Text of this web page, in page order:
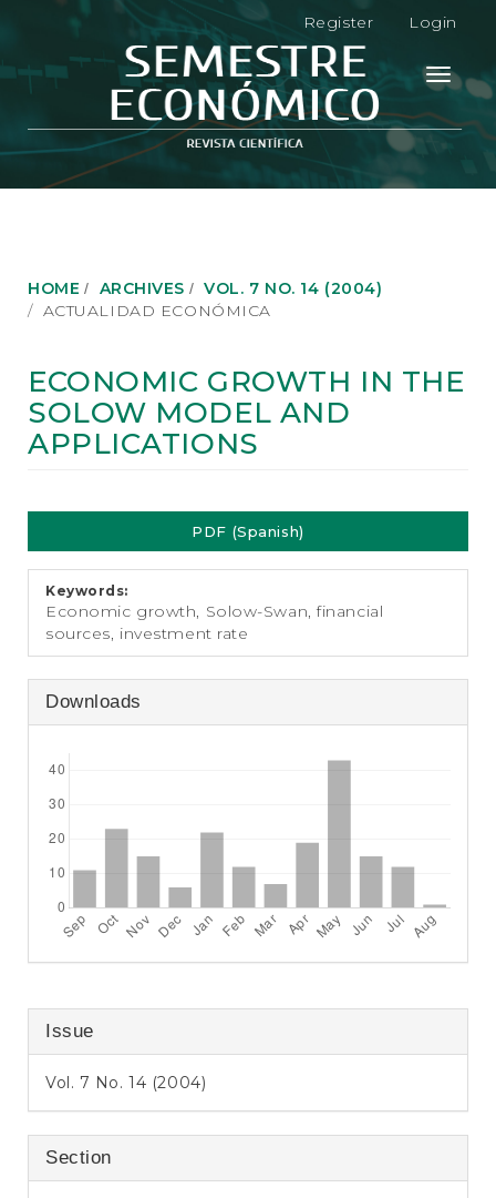
g
n
M
n
C
o
n
S
b
a
Register Login
Toggle
HOME ARCHIVES
VOL. 7 NO. 14 (2004)
ACTUALIDAD ECONÓMICA
ECONOMIC GROWTH IN THE
SOLOW MODEL AND
APPLICATIONS
Article
Sidebar
PDF (Spanish)
Keywords:
Economic growth, Solow-Swan, financial
sources, investment rate
Downloads
Issue
Vol. 7 No. 14 (2004)
Section